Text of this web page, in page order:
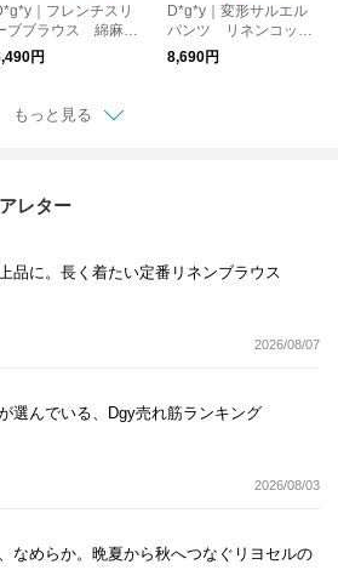
｜フレンチスリ
ブブラウス 綿麻リ
プルチェック D634
円
D*g*y｜変形サルエル
パンツ リネンコット
ン D3241
8,690円
もっと見る
レター
品に。長く着たい定番リネンブラウス
2026/08/07
選んでいる、Dgy売れ筋ランキング
2026/08/03
なめらか。晩夏から秋へつなぐリヨセルの